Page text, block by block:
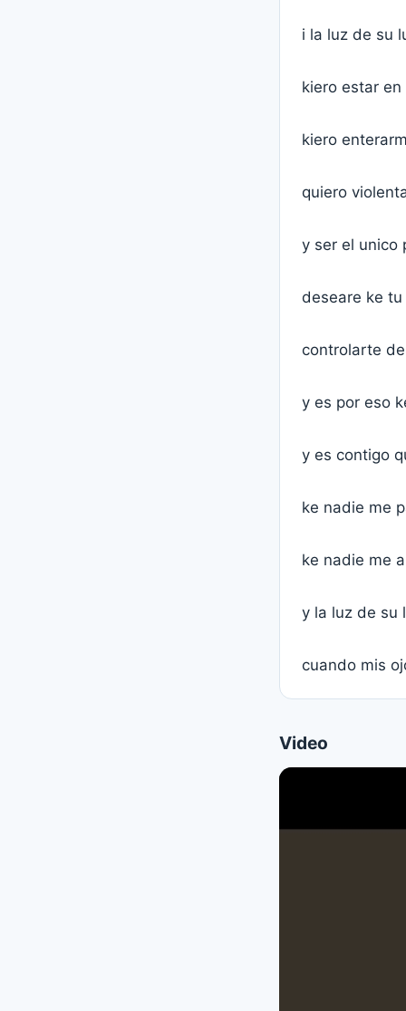
i la luz de su
kiero estar
kiero
quiero
y ser el unico
deseare ke
controlarte
y es por eso
y es contigo
ke nadie me
ke nadie me
y la luz de su
cuando mis
Video